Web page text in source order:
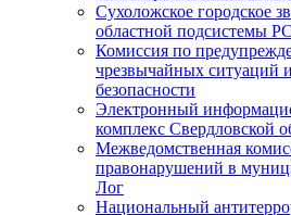
Сухоложское городское
областной подсистемы
Комиссия по
чрезвычайных ситуаций
безопасности
Электронный
комплекс Cвердловской
Межведомственная
правонарушений в
Лог
Национальный